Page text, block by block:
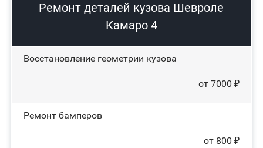
Ремонт деталей кузова Шевроле
Камаро 4
Восстановление геометрии кузова
от 7000 ₽
Ремонт бамперов
от 800 ₽